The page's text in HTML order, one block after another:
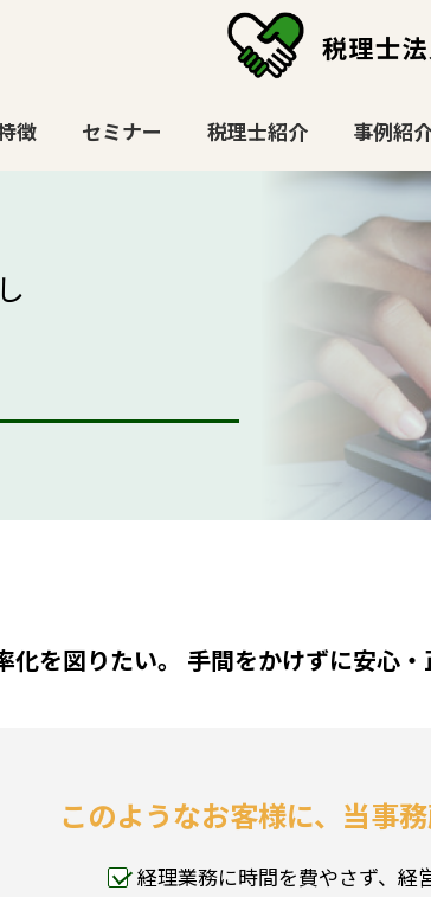
徴 セミナー 税理士紹介 事例紹
化を図りたい。 手間をかけずに安心
このようなお客様に、当事
経理業務に時間を費やさず、経